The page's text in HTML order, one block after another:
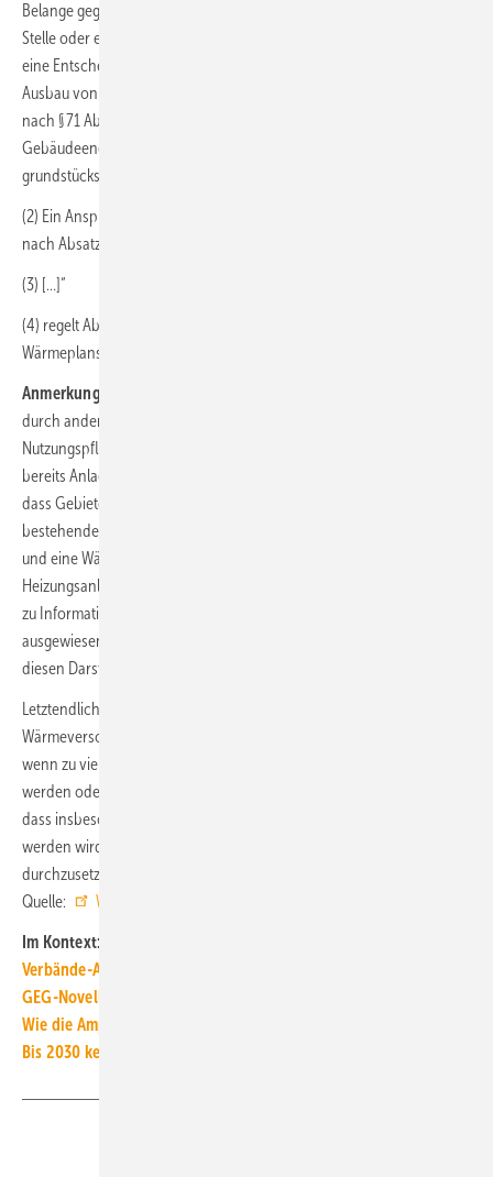
Belange gegen- und untereinander kann die planungsverantwortliche
Stelle oder eine andere durch Landesrecht hierzu bestimmte Stelle
eine Entscheidung über die Ausweisung eines Gebiets zum Neu- oder
Ausbau von Wärmenetzen oder als Wasserstoffnetzausbaugebiet
nach § 71 Absatz 8 Satz 3 oder nach § 71k Absatz 1 Nummer 1 des
Gebäudeenergiegesetzes treffen. Die Entscheidung erfolgt
grundstücksbezogen.
(2) Ein Anspruch auf Einteilung eines Grundstücks zu einem Gebiet
nach Absatz 1 besteht nicht.
(3) […]“
(4) regelt Abweichungen von Absatz 1 im Falle eines bestehenden
Wärmeplans nach Landesrecht.
Anmerkung der Redaktion:
durch andere Rechtsakte in Neu- und Ausbaugebieten eine
Nutzungspflicht mit angemessenen Fristen auferlegt wird. So sieht
bereits Anlage 2 (zu § 23 WPG-E) „Darstellungen im Wärmeplan“ vor,
dass Gebiete oder Straßenabschnitte, für die auf Grundlage einer
bestehenden Satzung ein Anschluss- und Benutzungszwang besteht
und eine Wärmeversorgung über individuelle, dezentrale
Heizungsanlagen danach nicht oder nur ausnahmsweise zulässig ist,
zu Informationszwecken in der kartografischen Darstellung
ausgewiesen werden. Und: „Die Bestimmungen der Satzung gehen
diesen Darstellungen im Wärmeplan insoweit vor.“
Letztendlich kippt nahezu jeder Plan für eine leitungsgebundene
Wärmeversorgung (Wärme und Gase) in die Unwirtschaftlichkeit,
wenn zu viele an der Trasse liegende Gebäude nicht angeschlossen
werden oder als Kunde abspringen. Es ist deshalb davon auszugehen,
dass insbesondere für neu erstellte Netze / Netzgebiete versucht
werden wird, einen Anschluss- und Benutzungszwang
durchzusetzen. ■
Quelle:
WPG-Kabinettsfassung vom 16.08.2023
Im Kontext:
Verbände-Appell: Heizen mit Erneuerbaren wieder ankurbeln
GEG-Novelle: Was ab 2024 beim Heizungstausch zu beachten ist
Wie die Ampel den Heizungsaustausch ab 2024 fördern will
Bis 2030 kein Wasserstoff zur Erzeugung von Raumwärme